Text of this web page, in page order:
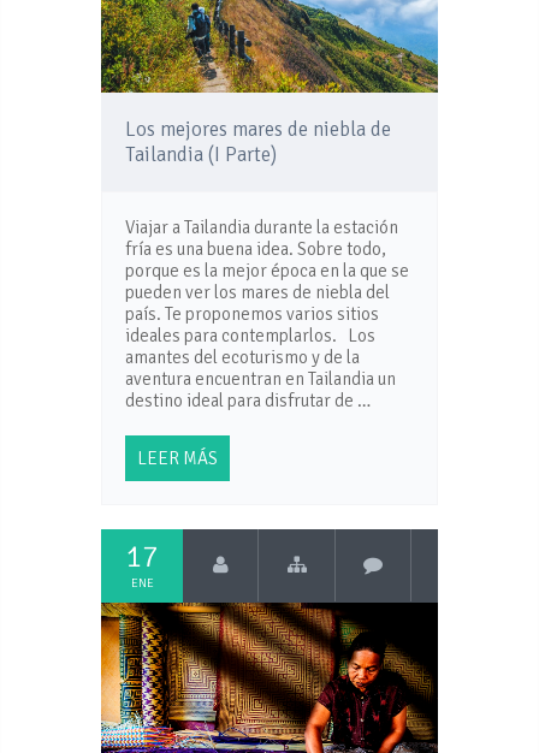
Los mejores mares de niebla de
Tailandia (I Parte)
Viajar a Tailandia durante la estación
fría es una buena idea. Sobre todo,
porque es la mejor época en la que se
pueden ver los mares de niebla del
país. Te proponemos varios sitios
ideales para contemplarlos. Los
amantes del ecoturismo y de la
aventura encuentran en Tailandia un
destino ideal para disfrutar de …
LEER MÁS
17
ENE